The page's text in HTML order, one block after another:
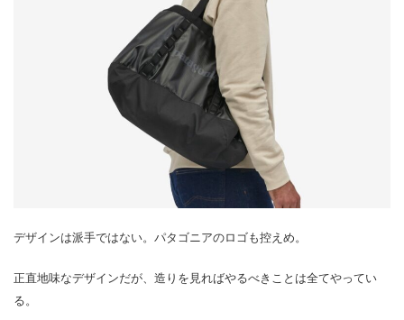
デザインは派手ではない。パタゴニアのロゴも控えめ。
正直地味なデザインだが、造りを見ればやるべきことは全てやってい
る。